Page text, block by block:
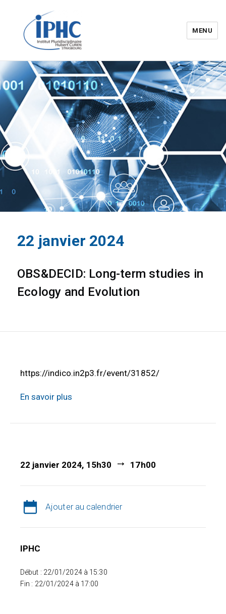
Institut pluridisciplinaire Hubert
Curien – IPHC
MENU
22 janvier 2024
OBS&DECID: Long-term studies in
Ecology and Evolution
https://indico.in2p3.fr/event/31852/
En savoir plus
22 janvier 2024, 15h30 17h00
Ajouter au calendrier
IPHC
Début : 22/01/2024 à 15:30
Fin : 22/01/2024 à 17:00